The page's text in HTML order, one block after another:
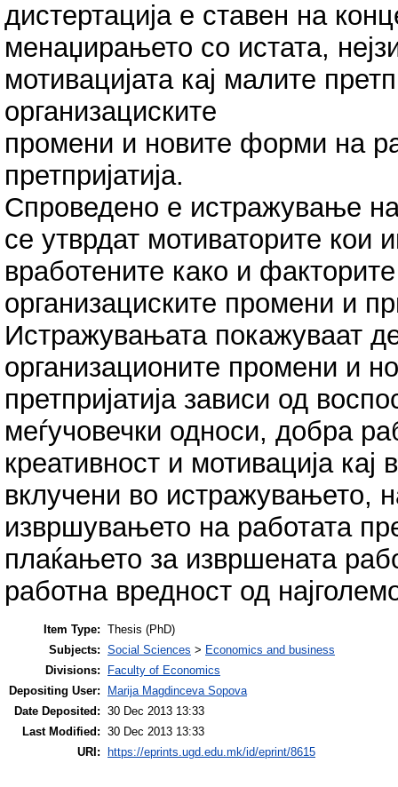
дистертација е ставен на
менаџирањето со истата,
мотивацијата кај малите
организациските
промени и новите форми на
претпријатија.
Спроведено е истражување
се утврдат мотиваторите кои
вработените како и
организациските промени и
Истражувањата покажуваат
организационите промени и
претпријатија зависи од
меѓучовечки односи, добра
креативност и мотивација
вклучени во истражувањето,
извршувањето на работата
плаќањето за извршената
работна вредност од
Item Type: Thesis (PhD)
Subjects: Social Sciences > Economics and business
Divisions:
Faculty of Economics
Depositing User:
Marija Magdinceva Sopova
Date Deposited: 30 Dec 2013 13:33
Last Modified: 30 Dec 2013 13:33
URI:
https://eprints.ugd.edu.mk/id/eprint/8615